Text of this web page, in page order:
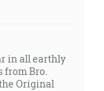
in all earthly
from Bro.
Original